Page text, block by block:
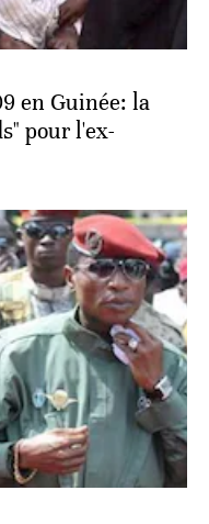
en Guinée: la
pour l'ex-